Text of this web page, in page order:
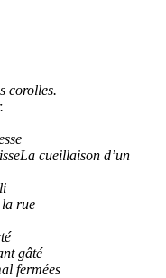
corolles.
cueillaison d’un
la rue
gâté
fermées